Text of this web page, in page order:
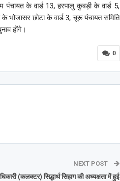
पंचायत के वार्ड 13, हरपालु कुबड़ी के वार्ड 5,
के भोजासर छोटा के वार्ड 3, चूरू पंचायत समिति
होंगे।
0
NEXT POST
(कलक्टर) सिद्धार्थ सिहाग की अध्यक्षता में हुई